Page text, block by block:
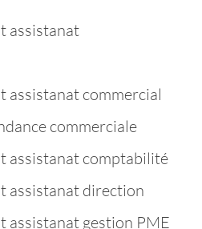
assistanat
assistanat commercial
commerciale
assistanat comptabilité
assistanat direction
assistanat gestion PME